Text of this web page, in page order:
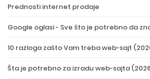
Prednosti internet prodaje
Google oglasi - Sve što je potrebno da
10 razloga zašto Vam treba web-sajt
Šta je potrebno za izradu web-sajta